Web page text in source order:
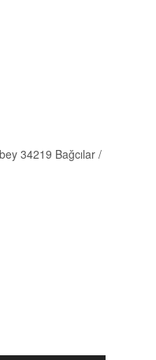
34219 Bağcılar /